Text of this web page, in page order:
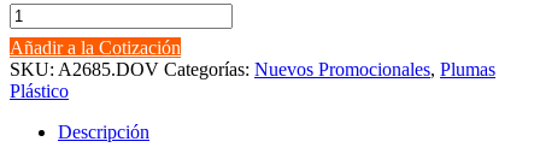
PLUMA
MULTIFUNCION
RIDER
cantidad
Añadir a la Cotización
SKU: A2685.DOV Categorías: Nuevos Promocionales, Plumas
Plástico
Descripción